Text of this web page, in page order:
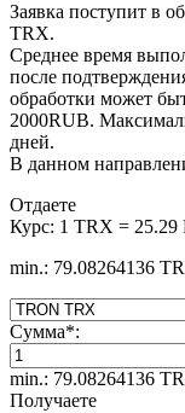
Заявка поступит в
TRX.
Среднее время
после
обработки может
2000RUB.
дней.
В данном
Отдаете
Курс: 1 TRX = 25.29
min.: 79.08264136
Сумма*:
min.: 79.08264136
Получаете